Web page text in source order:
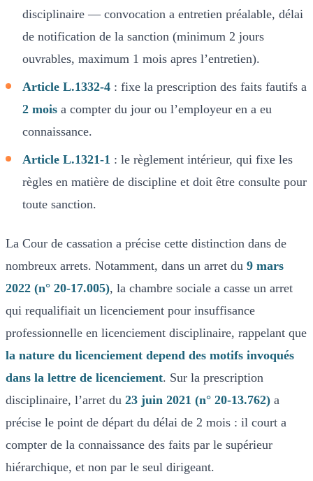
disciplinaire — convocation a entretien préalable, délai
de notification de la sanction (minimum 2 jours
ouvrables, maximum 1 mois apres l’entretien).
Article L.1332-4 : fixe la prescription des faits fautifs a
2 mois a compter du jour ou l’employeur en a eu
connaissance.
Article L.1321-1 : le règlement intérieur, qui fixe les
règles en matière de discipline et doit être consulte pour
toute sanction.
La Cour de cassation a précise cette distinction dans de
nombreux arrets. Notamment, dans un arret du 9 mars
2022 (n° 20-17.005), la chambre sociale a casse un arret
qui requalifiait un licenciement pour insuffisance
professionnelle en licenciement disciplinaire, rappelant que
la nature du licenciement depend des motifs invoqués
dans la lettre de licenciement. Sur la prescription
disciplinaire, l’arret du 23 juin 2021 (n° 20-13.762) a
précise le point de départ du délai de 2 mois : il court a
compter de la connaissance des faits par le supérieur
hiérarchique, et non par le seul dirigeant.